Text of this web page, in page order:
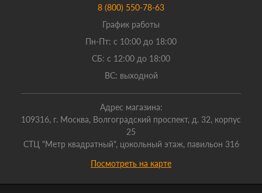
8 (800) 550-78-63
График работы
Пн-Пт: с 10:00 до 18:00
СБ: с 12:00 до 18:00
ВС: выходной
Адрес магазина:
109316, г. Москва, Волгоградский проспект, д. 32, корпус
25
СТЦ "Метр квадратный", цокольный этаж, павильон 316
Посмотреть на карте